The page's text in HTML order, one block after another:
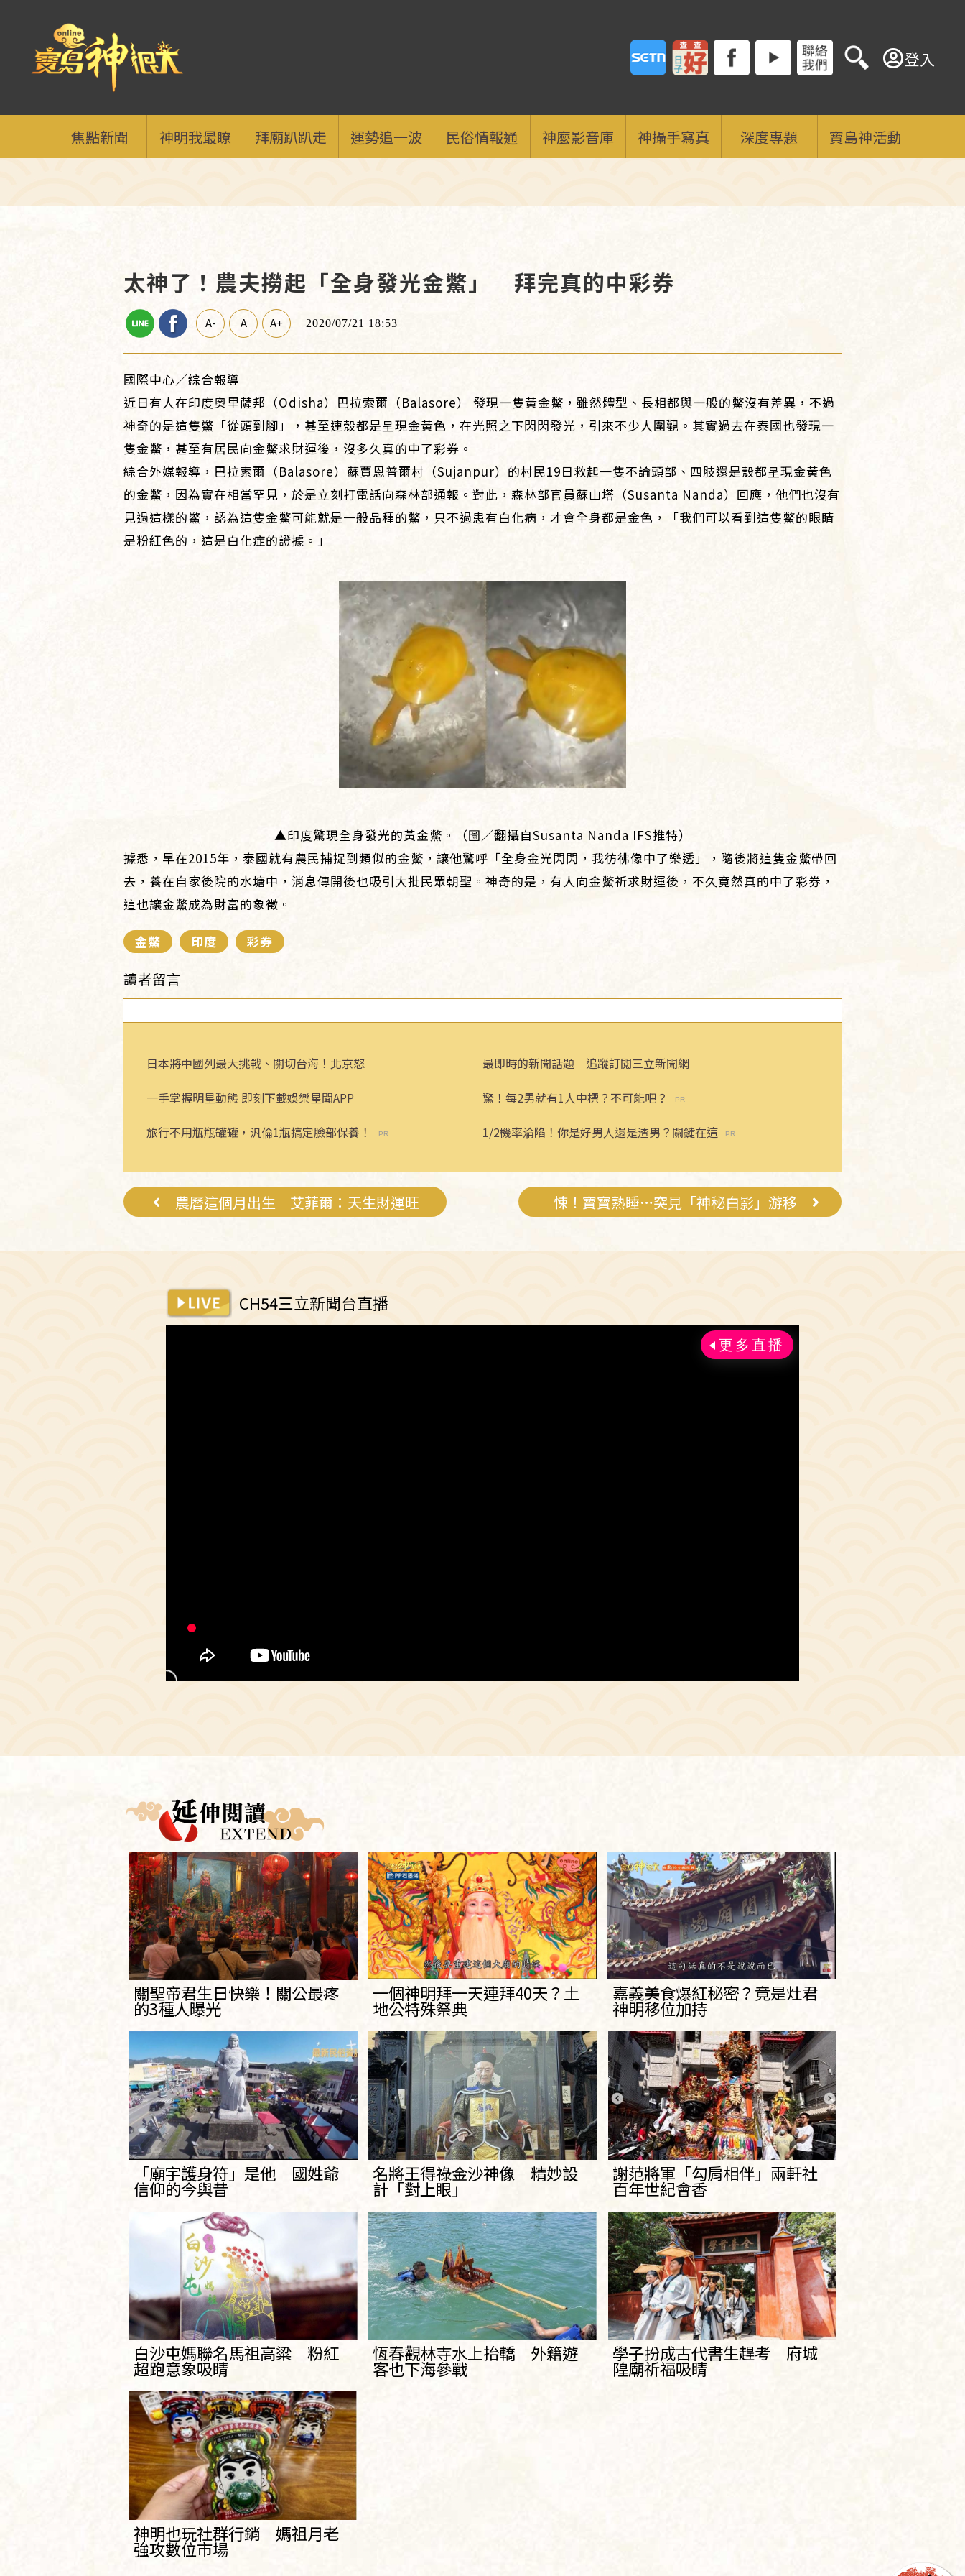
登入
焦點新聞 神明我最瞭 拜廟趴趴走 運勢追一波 民俗情報通 神麼影音庫 神攝手寫真 深度專題 寶島神活動
太神了！農夫撈起「全身發光金鱉」 拜完真的中彩券
A- A A+ 2020/07/21 18:53
國際中心／綜合報導
近日有人在印度奧里薩邦（Odisha）巴拉索爾（Balasore） 發現一隻黃金鱉，雖然體型、長相都與一般的鱉沒有差異，不過
神奇的是這隻鱉「從頭到腳」，甚至連殼都是呈現金黃色，在光照之下閃閃發光，引來不少人圍觀。其實過去在泰國也發現一
隻金鱉，甚至有居民向金鱉求財運後，沒多久真的中了彩券。
綜合外媒報導，巴拉索爾（Balasore）蘇賈恩普爾村（Sujanpur）的村民19日救起一隻不論頭部、四肢還是殼都呈現金黃色
的金鱉，因為實在相當罕見，於是立刻打電話向森林部通報。對此，森林部官員蘇山塔（Susanta Nanda）回應，他們也沒有
見過這樣的鱉，認為這隻金鱉可能就是一般品種的鱉，只不過患有白化病，才會全身都是金色，「我們可以看到這隻鱉的眼睛
是粉紅色的，這是白化症的證據。」
▲印度驚現全身發光的黃金鱉。（圖／翻攝自Susanta Nanda IFS推特）
據悉，早在2015年，泰國就有農民捕捉到類似的金鱉，讓他驚呼「全身金光閃閃，我彷彿像中了樂透」，隨後將這隻金鱉帶回
去，養在自家後院的水塘中，消息傳開後也吸引大批民眾朝聖。神奇的是，有人向金鱉祈求財運後，不久竟然真的中了彩券，
這也讓金鱉成為財富的象徵。
金鱉 印度 彩券
讀者留言
日本將中國列最大挑戰、關切台海！北京怒
最即時的新聞話題 追蹤訂閱三立新聞網
一手掌握明星動態 即刻下載娛樂星聞APP
驚！每2男就有1人中標？不可能吧？
旅行不用瓶瓶罐罐，汎倫1瓶搞定臉部保養！
1/2機率淪陷！你是好男人還是渣男？關鍵在這
農曆這個月出生 艾菲爾：天生財運旺 悚！寶寶熟睡…突見「神秘白影」游移
CH54三立新聞台直播
關聖帝君生日快樂！關公最疼
的3種人曝光
一個神明拜一天連拜40天？土
地公特殊祭典
嘉義美食爆紅秘密？竟是灶君
神明移位加持
「廟宇護身符」是他 國姓爺
信仰的今與昔
名將王得祿金沙神像 精妙設
計「對上眼」
謝范將軍「勾肩相伴」兩軒社
百年世紀會香
白沙屯媽聯名馬祖高粱 粉紅
超跑意象吸睛
恆春觀林寺水上抬轎 外籍遊
客也下海參戰
學子扮成古代書生趕考 府城
隍廟祈福吸睛
神明也玩社群行銷 媽祖月老
強攻數位市場